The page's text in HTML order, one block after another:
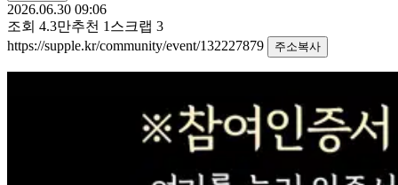
2026.06.30 09:06
조회 4.3만추천 1 스크랩 3
https://supple.kr/community/event/132227879
주소복사